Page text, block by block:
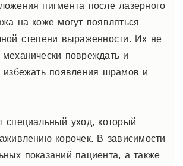
пигмента после лазерного
на коже могут появляться
степени выраженности. Их не
механически повреждать и
избежать появления шрамов и
специальный уход, который
корочек. В зависимости
показаний пациента, а также